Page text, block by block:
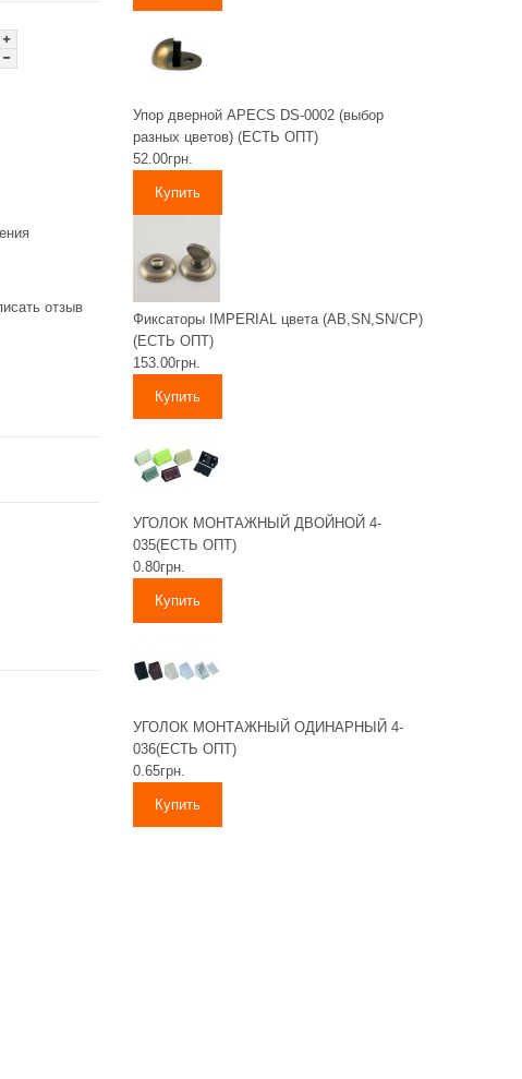
отзыв
Упор дверной APECS DS-0002 (выбор
разных цветов) (ЕСТЬ ОПТ)
52.00грн.
Фиксаторы IMPERIAL цвета (AB,SN,SN/CP)
(ЕСТЬ ОПТ)
153.00грн.
УГОЛОК МОНТАЖНЫЙ ДВОЙНОЙ 4-
035(ЕСТЬ ОПТ)
0.80грн.
УГОЛОК МОНТАЖНЫЙ ОДИНАРНЫЙ 4-
036(ЕСТЬ ОПТ)
0.65грн.